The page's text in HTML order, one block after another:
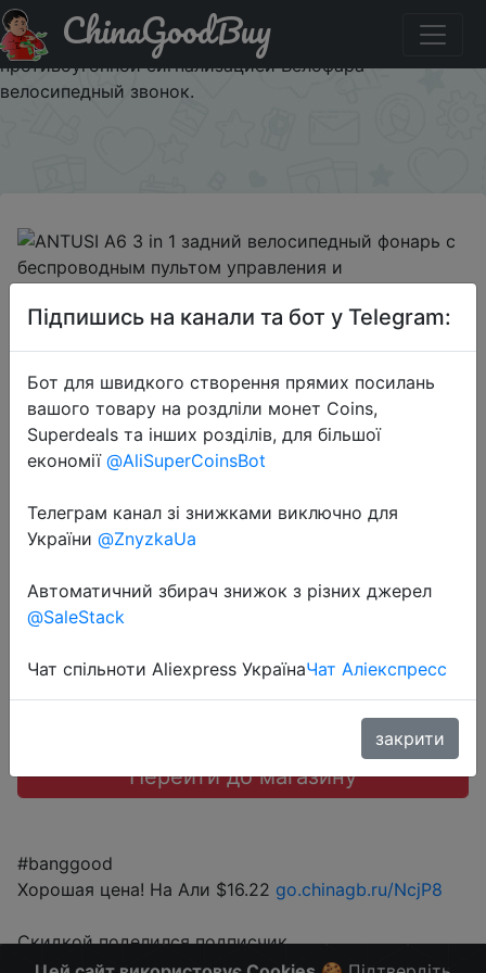
Знижка на ANTUSI A6 3 in 1 задний велосипедный
фонарь с беспроводным пультом управления и
противоугонной сигнализацией Велофара
велосипедный звонок.
ChinaGoodBuy
2020-01-22
ANTUSI A6 3 in 1 задний
велосипедный фонарь с
беспроводным пультом
управления и противоугонной
сигнализацией Велофара
велосипедный звонок.
$14.59
Sale
Перейти до магазину
#banggood
Хорошая цена! На Али $16.22 go.chinagb.ru/NcjP8
Скидкой поделился подписчик.
Больше скидок в telegramtgme.pro/ChinaGoodBuy
Підпишись на канали та бот у Telegram:
Бот для швидкого створення прямих посилань
вашого товару на роздліли монет Coins,
Superdeals та інших розділів, для більшої
економії @AliSuperCoinsBot
Телеграм канал зі знижками виключно для
України @ZnyzkaUa
Автоматичний збирач знижок з різних джерел
@SaleStack
Чат спільноти Aliexpress УкраїнаЧат Аліекспресс
закрити